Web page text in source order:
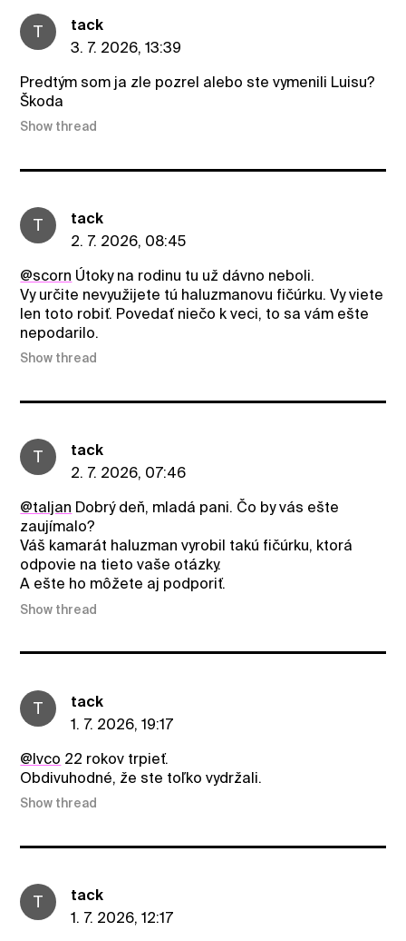
T
tack
3. 7. 2026, 13:39
Predtým som ja zle pozrel alebo ste vymenili Luisu?
Škoda
Show thread
T
tack
2. 7. 2026, 08:45
@scorn Útoky na rodinu tu už dávno neboli.
Vy určite nevyužijete tú haluzmanovu fičúrku. Vy viete
len toto robiť. Povedať niečo k veci, to sa vám ešte
nepodarilo.
Show thread
T
tack
2. 7. 2026, 07:46
@taljan Dobrý deň, mladá pani. Čo by vás ešte
zaujímalo?
Váš kamarát haluzman vyrobil takú fičúrku, ktorá
odpovie na tieto vaše otázky.
A ešte ho môžete aj podporiť.
Show thread
T
tack
1. 7. 2026, 19:17
@Ivco 22 rokov trpieť.
Obdivuhodné, že ste toľko vydržali.
Show thread
T
tack
1. 7. 2026, 12:17